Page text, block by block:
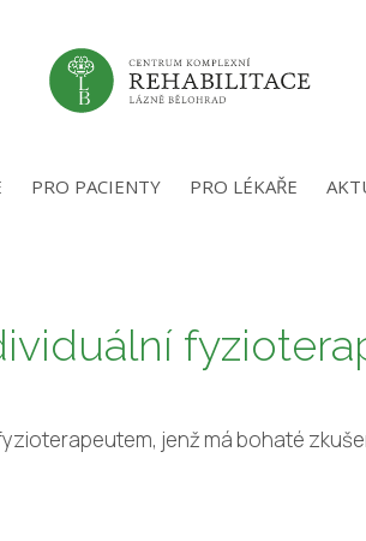
PRO PACIENTY PRO LÉKAŘE
jenž má bohaté